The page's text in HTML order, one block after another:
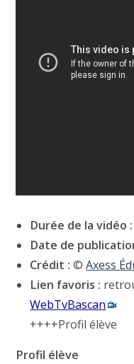
Durée de la vidéo :
Date de
Crédit : ©Axess
Lien favoris :
WebTvBascan
++++Profil élève
Profil élève